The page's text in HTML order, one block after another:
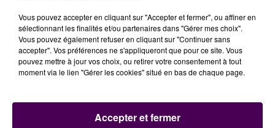
31 juillet 2026
Gagnez vos entrées à Terra Botanica !
Inscrivez-vous au casting The Voice & The Voice
Kids !
Vous pouvez accepter en cliquant sur "Accepter et fermer", ou affiner en
sélectionnant les finalités et/ou partenaires dans "Gérer mes choix".
Vous pouvez également refuser en cliquant sur "Continuer sans
accepter". Vos préférences ne s'appliqueront que pour ce site. Vous
pouvez mettre à jour vos choix, ou retirer votre consentement à tout
moment via le lien "Gérer les cookies" situé en bas de chaque page.
Accepter et fermer